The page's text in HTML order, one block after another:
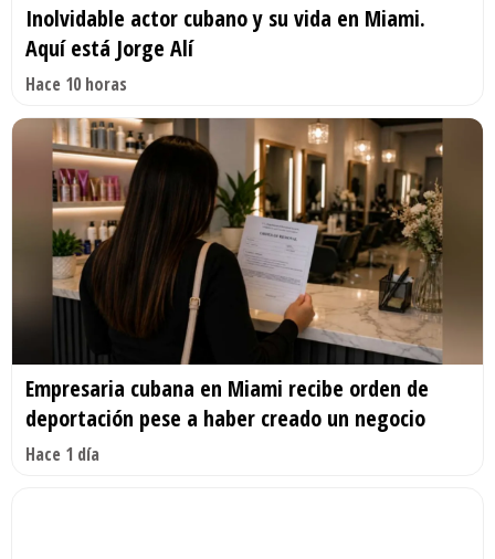
Inolvidable actor cubano y su vida en Miami.
Aquí está Jorge Alí
Hace 10 horas
Empresaria cubana en Miami recibe orden de
deportación pese a haber creado un negocio
Hace 1 día